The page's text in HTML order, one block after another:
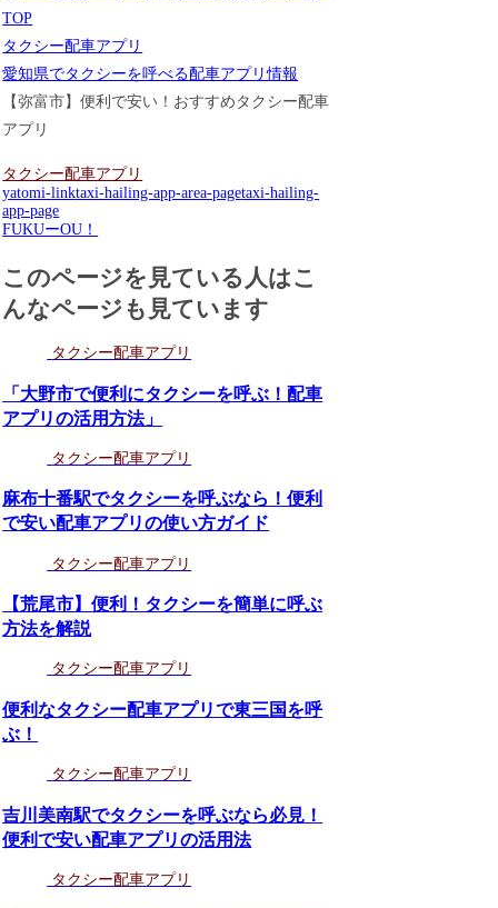
TOP
タクシー配車アプリ
愛知県でタクシーを呼べる配車アプリ情報
【弥富市】便利で安い！おすすめタクシー配車
アプリ
タクシー配車アプリ
yatomi-linktaxi-hailing-app-area-pagetaxi-hailing-
app-page
FUKUーOU！
このページを見ている人はこ
んなページも見ています
タクシー配車アプリ
「大野市で便利にタクシーを呼ぶ！配車
アプリの活用方法」
タクシー配車アプリ
麻布十番駅でタクシーを呼ぶなら！便利
で安い配車アプリの使い方ガイド
タクシー配車アプリ
【荒尾市】便利！タクシーを簡単に呼ぶ
方法を解説
タクシー配車アプリ
便利なタクシー配車アプリで東三国を呼
ぶ！
タクシー配車アプリ
吉川美南駅でタクシーを呼ぶなら必見！
便利で安い配車アプリの活用法
タクシー配車アプリ